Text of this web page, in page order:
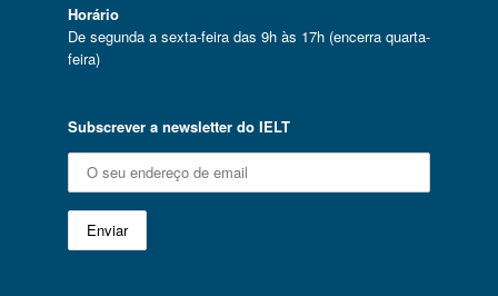
Horário
De segunda a sexta-feira das 9h às 17h (encerra quarta-
feira)
Subscrever a newsletter do IELT